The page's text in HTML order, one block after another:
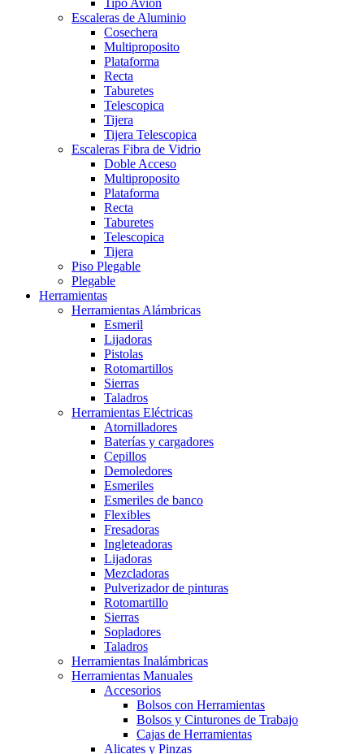
Escaleras de Aluminio
Cosechera
Multiproposito
Plataforma
Recta
Taburetes
Telescopica
Tijera
Tijera Telescopica
Escaleras Fibra de Vidrio
Doble Acceso
Multiproposito
Plataforma
Recta
Taburetes
Telescopica
Tijera
Piso Plegable
Plegable
Herramientas
Herramientas Alámbricas
Esmeril
Lijadoras
Pistolas
Rotomartillos
Sierras
Taladros
Herramientas Eléctricas
Atornilladores
Baterías y cargadores
Cepillos
Demoledores
Esmeriles
Esmeriles de banco
Flexibles
Fresadoras
Ingleteadoras
Lijadoras
Mezcladoras
Pulverizador de pinturas
Rotomartillo
Sierras
Sopladores
Taladros
Herramientas Inalámbricas
Herramientas Manuales
Accesorios
Bolsos con Herramientas
Bolsos y Cinturones de Trabajo
Cajas de Herramientas
Alicates y Pinzas